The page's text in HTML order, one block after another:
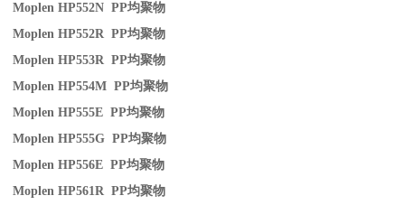
Moplen HP552N PP均聚物
Moplen HP552R PP均聚物
Moplen HP553R PP均聚物
Moplen HP554M PP均聚物
Moplen HP555E PP均聚物
Moplen HP555G PP均聚物
Moplen HP556E PP均聚物
Moplen HP561R PP均聚物